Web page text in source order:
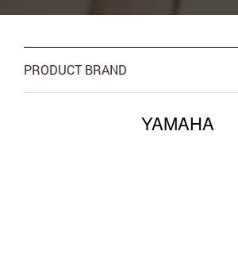
PRODUCT BRAND
YAMAHA